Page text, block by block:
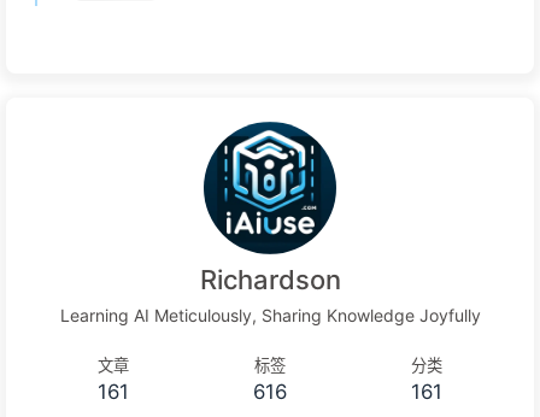
Richardson
Learning AI Meticulously, Sharing Knowledge Joyfully
文章
161
标签
616
分类
161